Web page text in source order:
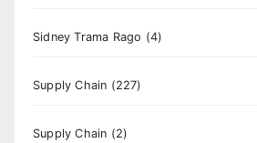
Sidney Trama Rago (4)
Supply Chain (227)
Supply Chain (2)